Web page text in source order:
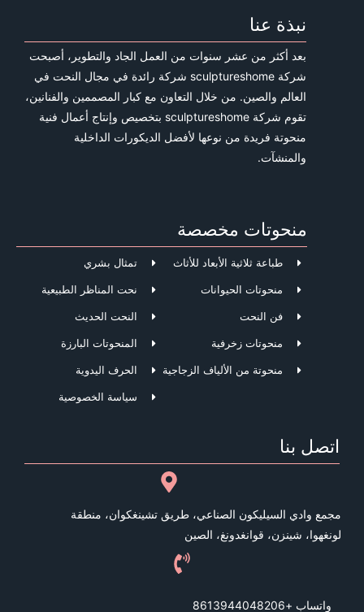
نبذة عنا
بعد أكثر من عشر سنوات من العمل الجاد والتطوير، أصبحت
شركة sculptureshome شركة رائدة في مجال النحت في
العالم والصين. من خلال التعاون مع كبار المصممين والفنانين،
تقوم شركة sculptureshome بتخصيص وإنتاج أعمال فنية
منحوتة فريدة من نوعها لأفضل الديكورات الداخلية
والمنشآت.
منحوتات مخصصة
طباعة ثلاثية الأبعاد للأثاث
منحوتات الحيوانات
فن النحت
منحوتات زخرفية
منحوتة من الألياف الزجاجية
تمثال بشري
نحت المناظر الطبيعية
النحت الحديث
المنحوتات البارزة
الحرف اليدوية
سياسة الخصوصية
اتصل بنا
مجمع وادي السيليكون الصناعي، طريق تشينغكوان، منطقة
لونغهوا، شينزن، قوانغدونغ، الصين
واتساب +8613944048206